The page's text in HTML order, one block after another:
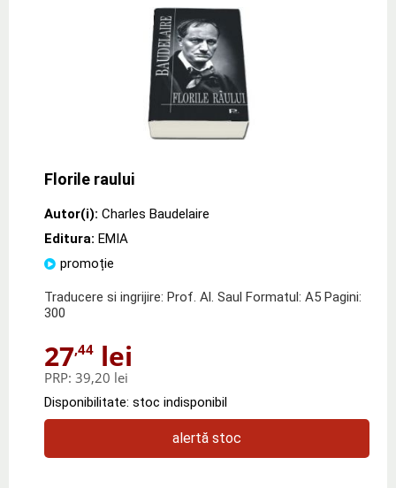
Florile raului
Autor(i): Charles Baudelaire
Editura: EMIA
promoție
Traducere si ingrijire: Prof. Al. Saul Formatul: A5 Pagini:
300
27,44 lei
PRP: 39,20 lei
Disponibilitate: stoc indisponibil
alertă stoc